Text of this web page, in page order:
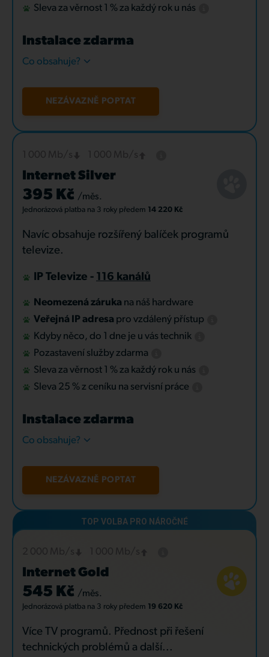
Sleva za věrnost 1 % za každý rok u nás
Instalace zdarma
Co obsahuje?
NEZÁVAZNĚ POPTAT
Internet Silver
395 Kč /měs.
Jednorázová platba na 3 roky předem 14 220 Kč
Navíc obsahuje rozšířený balíček programů
televize.
IP Televize - 116 kanálů
Neomezená záruka na náš hardware
Veřejná IP adresa pro vzdálený přístup
Kdyby něco, do 1 dne je u vás technik
Pozastavení služby zdarma
Sleva za věrnost 1 % za každý rok u nás
Sleva 25 % z ceníku na servisní práce
Instalace zdarma
Co obsahuje?
NEZÁVAZNĚ POPTAT
Internet Gold
545 Kč /měs.
Jednorázová platba na 3 roky předem 19 620 Kč
Více TV programů. Přednost při řešení
technických problémů a další...